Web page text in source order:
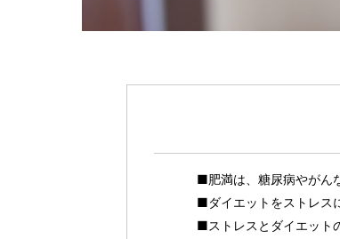
■肥満は、糖尿病やがん
■ダイエットをストレス
■ストレスとダイエット